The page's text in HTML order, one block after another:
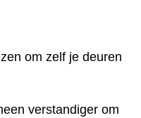
om zelf je deuren
verstandiger om